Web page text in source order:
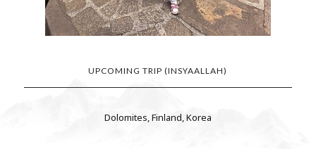
UPCOMING TRIP (INSYAALLAH)
Dolomites, Finland, Korea